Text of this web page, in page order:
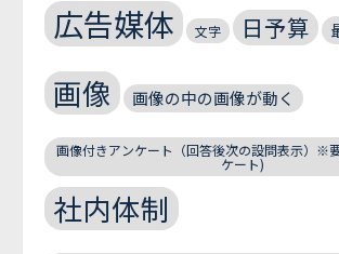
広告媒体 文字 日予算
画像 画像の中の画像が動く
画像付きアンケート（回答後次の設問表示）※
ケート)
社内体制